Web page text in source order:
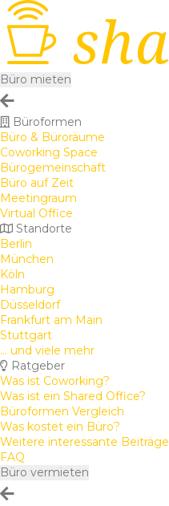
Büro mieten
Büroformen
Büro & Büroräume
Coworking Space
Bürogemeinschaft
Büro auf Zeit
Meetingraum
Virtual Office
Standorte
Berlin
München
Köln
Hamburg
Düsseldorf
Frankfurt am Main
Stuttgart
... und viele mehr
Ratgeber
Was ist Coworking?
Was ist ein Shared Office?
Büroformen Vergleich
Was kostet ein Büro?
Weitere interessante Beiträge
FAQ
Büro vermieten